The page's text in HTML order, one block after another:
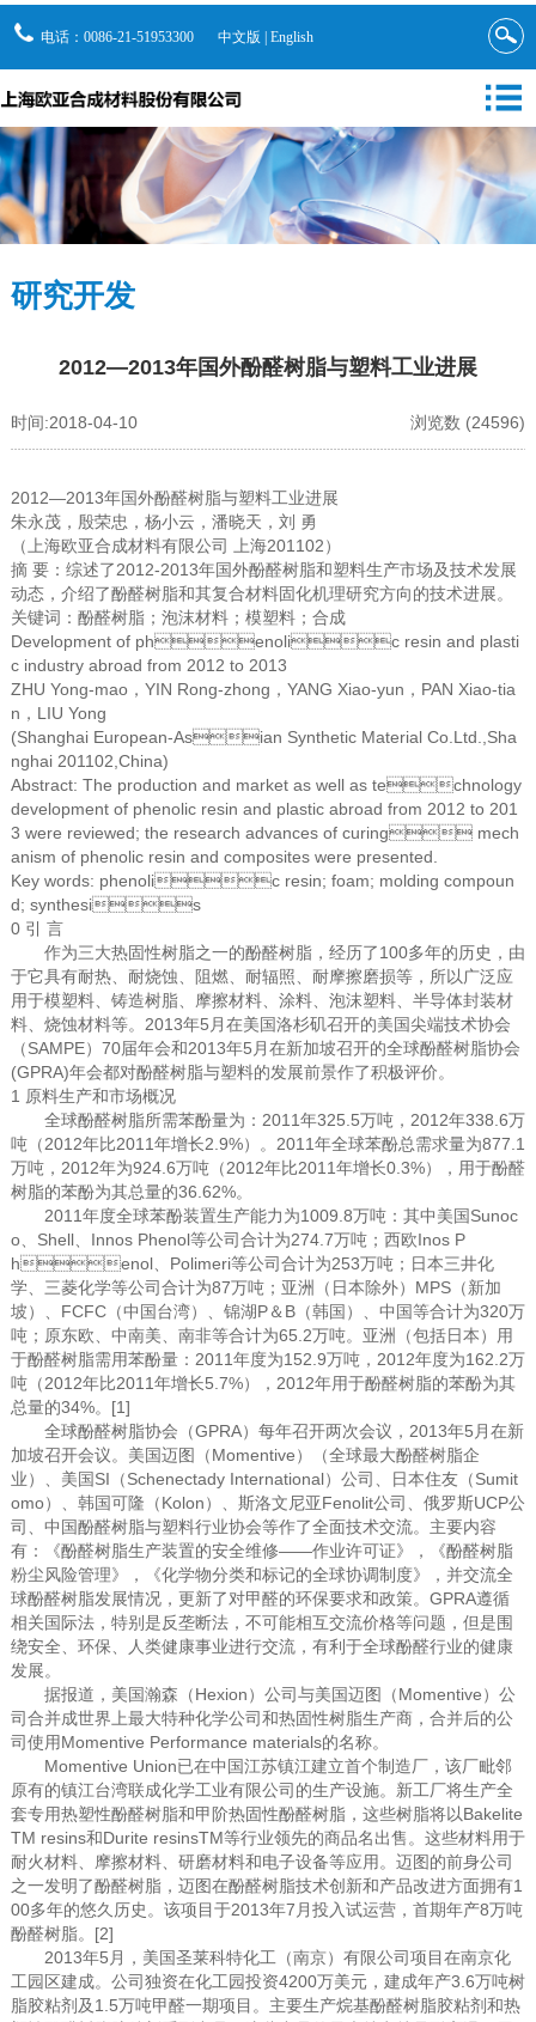
电话：0086-21-51953300 中文版 English
研究开发
2012—2013年国外酚醛树脂与塑料工业进展
时间:2018-04-10 浏览数 (24596)
2012—2013年国外酚醛树脂与塑料工业进展
朱永茂，殷荣忠，杨小云，潘晓天，刘 勇
（上海欧亚合成材料有限公司 上海201102）
摘 要：综述了2012-2013年国外酚醛树脂和塑料生产市场及技术发展
动态，介绍了酚醛树脂和其复合材料固化机理研究方向的技术进展。
关键词：酚醛树脂；泡沫材料；模塑料；合成
Development of phenolic resin and plasti
c industry abroad from 2012 to 2013
ZHU Yong-mao，YIN Rong-zhong，YANG Xiao-yun，PAN Xiao-tia
n，LIU Yong
(Shanghai European-Asian Synthetic Material Co.Ltd.,Sha
nghai 201102,China)
Abstract: The production and market as well as technology
development of phenolic resin and plastic abroad from 2012 to 201
3 were reviewed; the research advances of curing mech
anism of phenolic resin and composites were presented.
Key words: phenolic resin; foam; molding compoun
d; synthesis
0 引 言
作为三大热固性树脂之一的酚醛树脂，经历了100多年的历史，由
于它具有耐热、耐烧蚀、阻燃、耐辐照、耐摩擦磨损等，所以广泛应
用于模塑料、铸造树脂、摩擦材料、涂料、泡沫塑料、半导体封装材
料、烧蚀材料等。2013年5月在美国洛杉矶召开的美国尖端技术协会
（SAMPE）70届年会和2013年5月在新加坡召开的全球酚醛树脂协会
(GPRA)年会都对酚醛树脂与塑料的发展前景作了积极评价。
1 原料生产和市场概况
全球酚醛树脂所需苯酚量为：2011年325.5万吨，2012年338.6万
吨（2012年比2011年增长2.9%）。2011年全球苯酚总需求量为877.1
万吨，2012年为924.6万吨（2012年比2011年增长0.3%），用于酚醛
树脂的苯酚为其总量的36.62%。
2011年度全球苯酚装置生产能力为1009.8万吨：其中美国Sunoc
o、Shell、Innos Phenol等公司合计为274.7万吨；西欧Inos P
henol、Polimeri等公司合计为253万吨；日本三井化
学、三菱化学等公司合计为87万吨；亚洲（日本除外）MPS（新加
坡）、FCFC（中国台湾）、锦湖P＆B（韩国）、中国等合计为320万
吨；原东欧、中南美、南非等合计为65.2万吨。亚洲（包括日本）用
于酚醛树脂需用苯酚量：2011年度为152.9万吨，2012年度为162.2万
吨（2012年比2011年增长5.7%），2012年用于酚醛树脂的苯酚为其
总量的34%。[1]
全球酚醛树脂协会（GPRA）每年召开两次会议，2013年5月在新
加坡召开会议。美国迈图（Momentive）（全球最大酚醛树脂企
业）、美国SI（Schenectady International）公司、日本住友（Sumit
omo）、韩国可隆（Kolon）、斯洛文尼亚Fenolit公司、俄罗斯UCP公
司、中国酚醛树脂与塑料行业协会等作了全面技术交流。主要内容
有：《酚醛树脂生产装置的安全维修——作业许可证》，《酚醛树脂
粉尘风险管理》，《化学物分类和标记的全球协调制度》，并交流全
球酚醛树脂发展情况，更新了对甲醛的环保要求和政策。GPRA遵循
相关国际法，特别是反垄断法，不可能相互交流价格等问题，但是围
绕安全、环保、人类健康事业进行交流，有利于全球酚醛行业的健康
发展。
据报道，美国瀚森（Hexion）公司与美国迈图（Momentive）公
司合并成世界上最大特种化学公司和热固性树脂生产商，合并后的公
司使用Momentive Performance materials的名称。
Momentive Union已在中国江苏镇江建立首个制造厂，该厂毗邻
原有的镇江台湾联成化学工业有限公司的生产设施。新工厂将生产全
套专用热塑性酚醛树脂和甲阶热固性酚醛树脂，这些树脂将以Bakelite
TM resins和Durite resinsTM等行业领先的商品名出售。这些材料用于
耐火材料、摩擦材料、研磨材料和电子设备等应用。迈图的前身公司
之一发明了酚醛树脂，迈图在酚醛树脂技术创新和产品改进方面拥有1
00多年的悠久历史。该项目于2013年7月投入试运营，首期年产8万吨
酚醛树脂。[2]
2013年5月，美国圣莱科特化工（南京）有限公司项目在南京化
工园区建成。公司独资在化工园投资4200万美元，建成年产3.6万吨树
脂胶粘剂及1.5万吨甲醛一期项目。主要生产烷基酚醛树脂胶粘剂和热